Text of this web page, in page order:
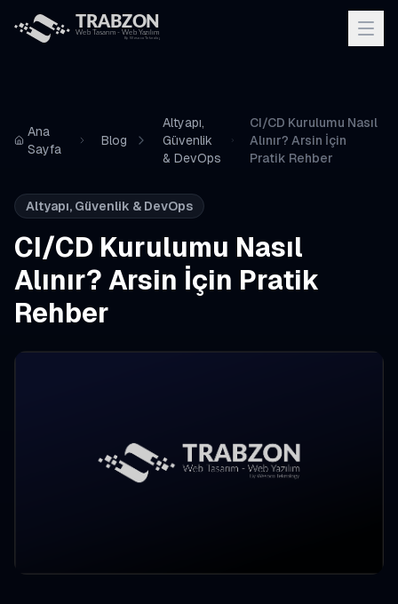
Ana
Sayfa
Blog
Altyapı,
Güvenlik
& DevOps
CI/CD Kurulumu Nasıl
Alınır? Arsin İçin
Pratik Rehber
Altyapı, Güvenlik & DevOps
CI/CD Kurulumu Nasıl
Alınır? Arsin İçin Pratik
Rehber